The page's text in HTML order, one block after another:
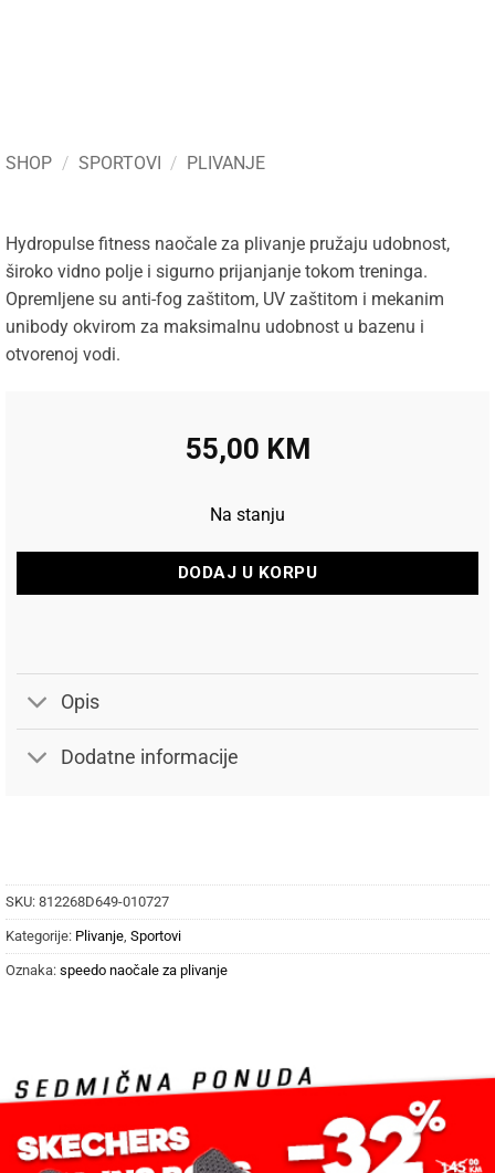
SHOP / SPORTOVI / PLIVANJE
Hydropulse fitness naočale za plivanje pružaju udobnost,
široko vidno polje i sigurno prijanjanje tokom treninga.
Opremljene su anti-fog zaštitom, UV zaštitom i mekanim
unibody okvirom za maksimalnu udobnost u bazenu i
otvorenoj vodi.
55,00 KM
Na stanju
DODAJ U KORPU
Opis
Dodatne informacije
SKU: 812268D649-010727
Kategorije: Plivanje, Sportovi
Oznaka: speedo naočale za plivanje